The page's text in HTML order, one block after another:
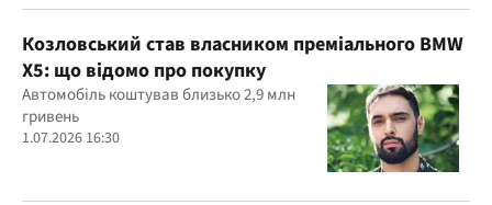
Козловський став власником преміального BMW
X5: що відомо про покупку
Автомобіль коштував близько 2,9 млн
гривень
1.07.2026 16:30